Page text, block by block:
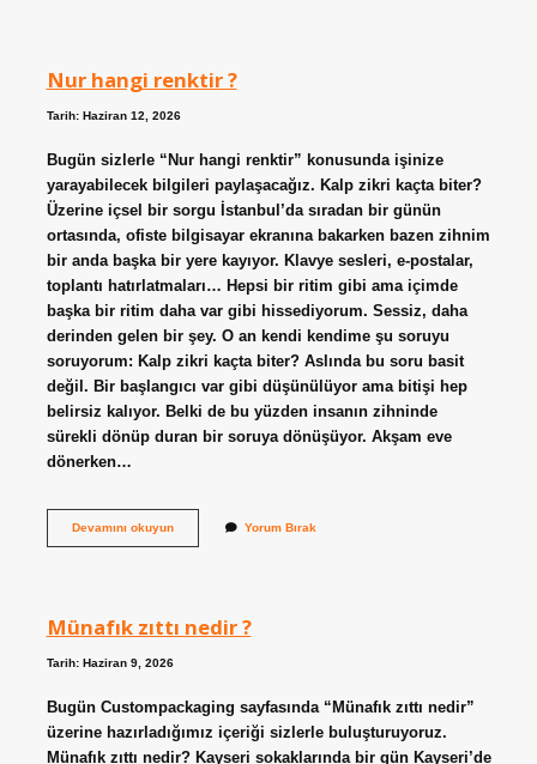
Nur hangi renktir ?
Tarih: Haziran 12, 2026
Bugün sizlerle “Nur hangi renktir” konusunda işinize
yarayabilecek bilgileri paylaşacağız. Kalp zikri kaçta biter?
Üzerine içsel bir sorgu İstanbul’da sıradan bir günün
ortasında, ofiste bilgisayar ekranına bakarken bazen zihnim
bir anda başka bir yere kayıyor. Klavye sesleri, e-postalar,
toplantı hatırlatmaları… Hepsi bir ritim gibi ama içimde
başka bir ritim daha var gibi hissediyorum. Sessiz, daha
derinden gelen bir şey. O an kendi kendime şu soruyu
soruyorum: Kalp zikri kaçta biter? Aslında bu soru basit
değil. Bir başlangıcı var gibi düşünülüyor ama bitişi hep
belirsiz kalıyor. Belki de bu yüzden insanın zihninde
sürekli dönüp duran bir soruya dönüşüyor. Akşam eve
dönerken…
Devamını okuyunNur
Yorum Bırak
Münafık zıttı nedir ?
Tarih: Haziran 9, 2026
Bugün Custompackaging sayfasında “Münafık zıttı nedir”
üzerine hazırladığımız içeriği sizlerle buluşturuyoruz.
Münafık zıttı nedir? Kayseri sokaklarında bir gün Kayseri’de